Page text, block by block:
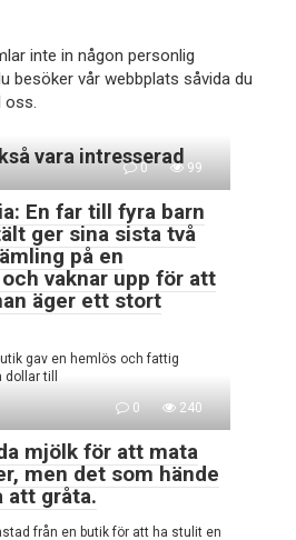
inte in någon personlig
besöker vår webbplats såvida du
oss.
vara intresserad
0 99
En far till fyra barn
ger sina sista två
på en
vaknar upp för att
äger ett stort
gav en hemlös och fattig
till
0 240
mjölk för att mata
men det som hände
att gråta.
från en butik för att ha stulit en